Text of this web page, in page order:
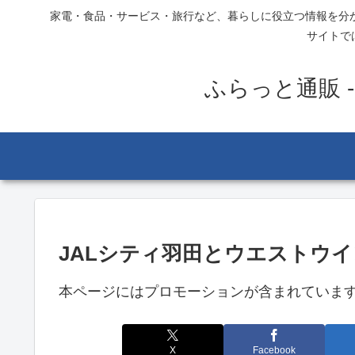
家電・食品・サービス・旅行など、暮らしに役立つ情報を
サイトで
ふらっと通販
JALシティ羽田とウエストウ
本ページにはプロモーションが含まれていま
X Facebook